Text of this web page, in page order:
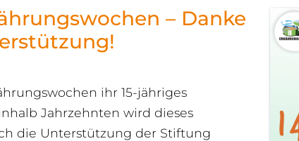
– Danke
ihr 15-jähriges
Jahrzehnten wird dieses
die Unterstützung der Stiftung